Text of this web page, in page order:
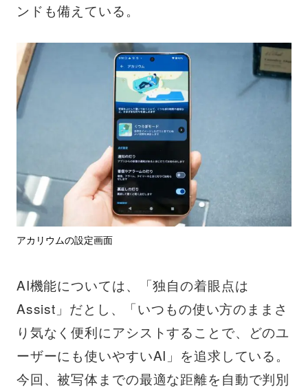
ンドも備えている。
アカリウムの設定画面
AI機能については、「独自の着眼点は
Assist」だとし、「いつもの使い方のままさ
り気なく便利にアシストすることで、どのユ
ーザーにも使いやすいAI」を追求している。
今回、被写体までの最適な距離を自動で判別